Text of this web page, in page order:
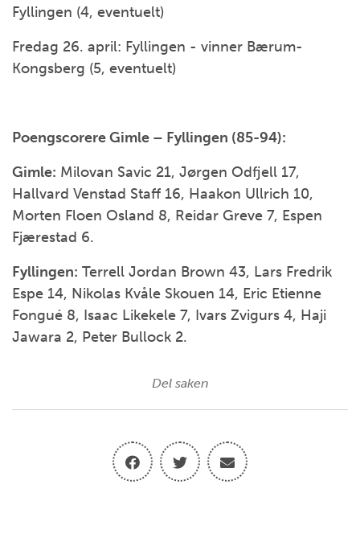
Fyllingen (4, eventuelt)
Fredag 26. april: Fyllingen - vinner Bærum-
Kongsberg (5, eventuelt)
Poengscorere Gimle – Fyllingen (85-94):
Gimle: Milovan Savic 21, Jørgen Odfjell 17,
Hallvard Venstad Staff 16, Haakon Ullrich 10,
Morten Floen Osland 8, Reidar Greve 7, Espen
Fjærestad 6.
Fyllingen: Terrell Jordan Brown 43, Lars Fredrik
Espe 14, Nikolas Kvåle Skouen 14, Eric Etienne
Fongué 8, Isaac Likekele 7, Ivars Zvigurs 4, Haji
Jawara 2, Peter Bullock 2.
Del saken